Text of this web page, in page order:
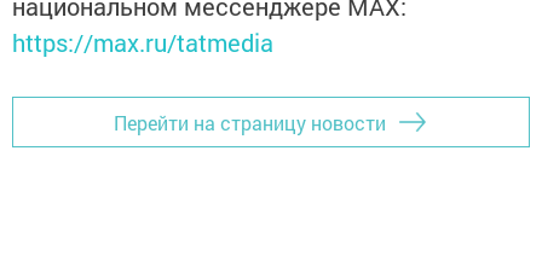
https://max.ru/tatmedia
Перейти на страницу новости